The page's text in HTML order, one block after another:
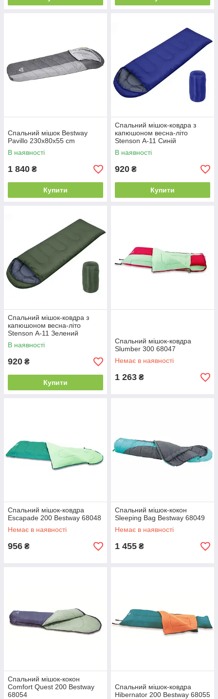
Спальний мішок Bestway
Pavillo 230x80x55 cm
В наявності
1 840 ₴
Купити
Спальний мішок-ковдра з
капюшоном весна-літо
Stenson А-11 Синій
В наявності
920 ₴
Купити
Спальний мішок-ковдра з
капюшоном весна-літо
Stenson А-11 Зелений
В наявності
920 ₴
Купити
Спальний мішок-ковдра
Slumber 300 68047
Немає в наявності
1 263 ₴
Спальний мішок-ковдра
Escapade 200 Bestway 68048
Немає в наявності
956 ₴
Спальний мішок-кокон
Sleeping Bag Bestway 68049
Немає в наявності
1 455 ₴
Спальний мішок-кокон
Comfort Quest 200 Bestway
68054
Спальний мішок-ковдра
Hibernator 200 Bestway 68055